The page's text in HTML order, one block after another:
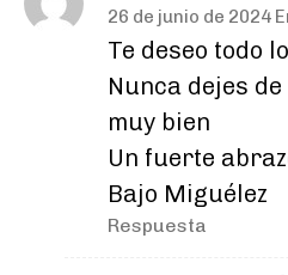
26 de junio de 2024
Te deseo todo
Nunca dejes
muy bien
Un fuerte
Bajo Miguélez
Respuesta